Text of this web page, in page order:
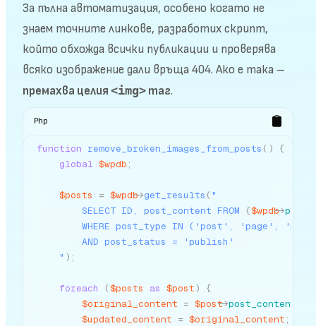
За пълна автоматизация, особено когато не
знаем точните линкове, разработих скрипт,
който обхожда всички публикации и проверява
всяко изображение дали връща 404. Ако е така –
премахва целия <img> таг.
Php
function remove_broken_images_from_posts ( )
{
global $wpdb ;
$posts = $wpdb->get_results ( "
        SELECT ID, post_content FROM
{$wpdb->
WHERE post_type IN ('post', 'page',
        AND post_status = 'publish'
    "
) ;
foreach ($posts as $post)
{
$original_content = $post->post_content
$updated_content = $original_content ;